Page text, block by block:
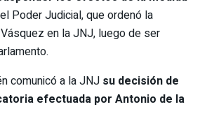
Poder Judicial, que ordenó la
en la JNJ, luego de ser
comunicó a la JNJ su decisión de
efectuada por Antonio de la